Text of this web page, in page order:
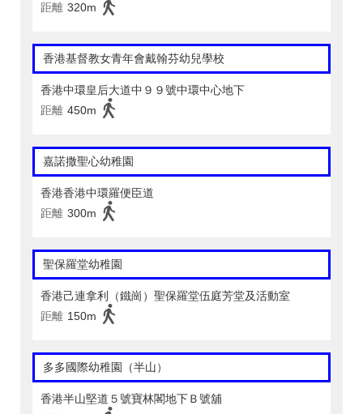
距離 320m
香港基督教女青年會戴翰芬幼兒學校
香港中環皇后大道中９９號中環中心地下
距離 450m
嘉諾撒聖心幼稚園
香港香港中環羅便臣道
距離 300m
聖保羅堂幼稚園
香港己連拿利（鐵崗）聖保羅堂伍庭芳堂及活動室
距離 150m
多多國際幼稚園（半山）
香港半山堅道５號寶林閣地下Ｂ號舖